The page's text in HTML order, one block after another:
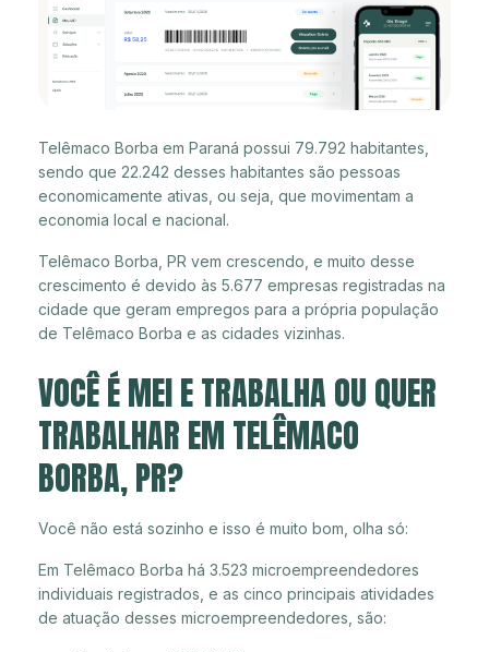
Telêmaco Borba em Paraná possui 79.792 habitantes,
sendo que 22.242 desses habitantes são pessoas
economicamente ativas, ou seja, que movimentam a
economia local e nacional.
Telêmaco Borba, PR vem crescendo, e muito desse
crescimento é devido às 5.677 empresas registradas na
cidade que geram empregos para a própria população
de Telêmaco Borba e as cidades vizinhas.
VOCÊ É MEI E TRABALHA OU QUER
TRABALHAR EM TELÊMACO
BORBA, PR?
Você não está sozinho e isso é muito bom, olha só:
Em Telêmaco Borba há 3.523 microempreendedores
individuais registrados, e as cinco principais atividades
de atuação desses microempreendedores, são: